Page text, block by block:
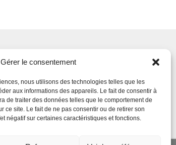
Gérer le consentement
nous utilisons des technologies telles que les
aux informations des appareils. Le fait de consentir à
de traiter des données telles que le comportement de
ce site. Le fait de ne pas consentir ou de retirer son
négatif sur certaines caractéristiques et fonctions.